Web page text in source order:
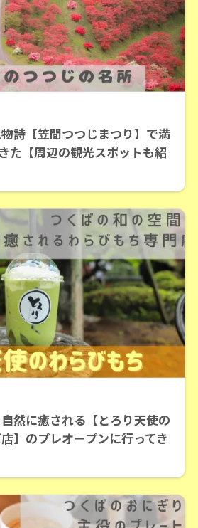
詩【笠間つつじまつり】で満
た【周辺の観光スポットも紹
然に癒される【とろり天使の
】のプレオープンに行ってき